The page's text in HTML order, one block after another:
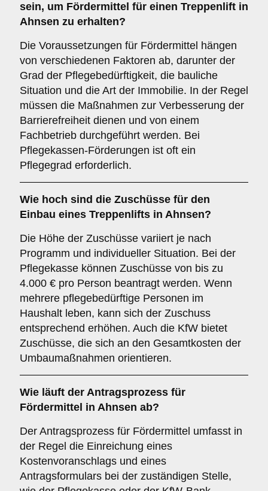
sein, um Fördermittel für einen Treppenlift in
Ahnsen zu erhalten?
Die Voraussetzungen für Fördermittel hängen
von verschiedenen Faktoren ab, darunter der
Grad der Pflegebedürftigkeit, die bauliche
Situation und die Art der Immobilie. In der Regel
müssen die Maßnahmen zur Verbesserung der
Barrierefreiheit dienen und von einem
Fachbetrieb durchgeführt werden. Bei
Pflegekassen-Förderungen ist oft ein
Pflegegrad erforderlich.
Wie hoch sind die Zuschüsse für den
Einbau eines Treppenlifts in Ahnsen?
Die Höhe der Zuschüsse variiert je nach
Programm und individueller Situation. Bei der
Pflegekasse können Zuschüsse von bis zu
4.000 € pro Person beantragt werden. Wenn
mehrere pflegebedürftige Personen im
Haushalt leben, kann sich der Zuschuss
entsprechend erhöhen. Auch die KfW bietet
Zuschüsse, die sich an den Gesamtkosten der
Umbaumaßnahmen orientieren.
Wie läuft der Antragsprozess für
Fördermittel in Ahnsen ab?
Der Antragsprozess für Fördermittel umfasst in
der Regel die Einreichung eines
Kostenvoranschlags und eines
Antragsformulars bei der zuständigen Stelle,